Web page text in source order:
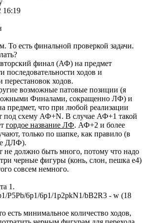
16:19
То есть финальной проверкой задачи.
финал (АФ) на предмет
последовательности ходов и
перестановок ходов.
возможные патовые позиции (я
Финалами, сокращенно ЛФ) и
предмет, что при любой реализации
под схему АФ+N. В случае АФ+1 такой
гордое название ЛФ. АФ+2 и более
только по шапке, как правило (в
ДЛФ).
не должно быть много, потому что надо
три черные фигуры (конь, слон, пешка е4)
совсем немного.
1.
P5Pb/6p1/6p1/1p2pkN1/bB2R3 - w (18
есть минимальное количество ходов,